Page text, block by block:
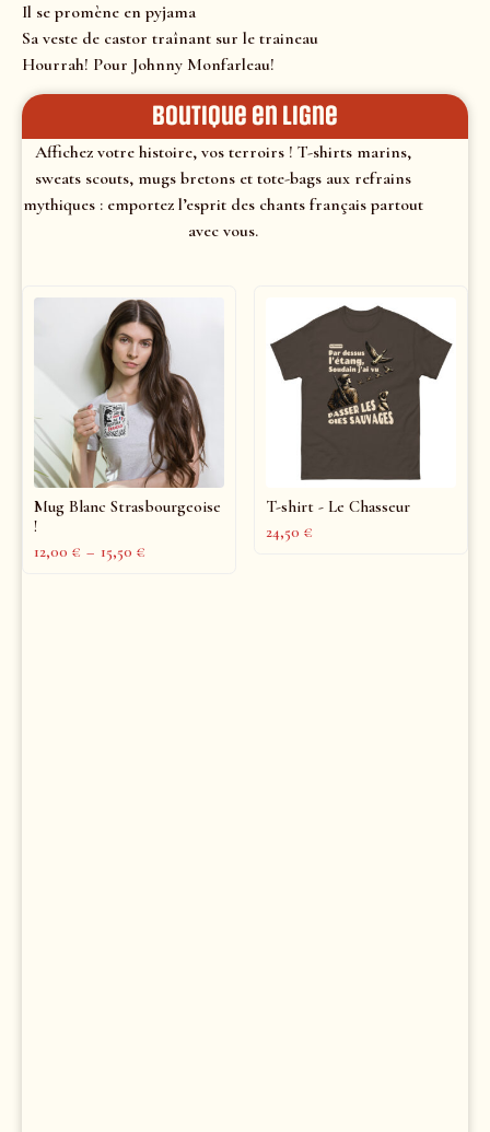
Il se promène en pyjama
Sa veste de castor traînant sur le traineau
Hourrah! Pour Johnny Monfarleau!
Boutique en ligne
Affichez votre histoire, vos terroirs ! T-shirts marins,
sweats scouts, mugs bretons et tote-bags aux refrains
mythiques : emportez l’esprit des chants français partout
avec vous.
Mug Blanc Strasbourgeoise
!
12,00 € – 15,50 €
T-shirt - Le Chasseur
24,50 €